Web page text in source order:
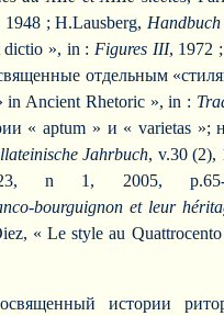
1948 ; H.Lausberg,
dictio », in : Figures III, 1972
отдельным
in Ancient Rhetoric », in :
« aptum » и « varietas
Jahrbuch, v.30 (2),
n 1, 2005, p.65-
bourguignonet leur hé
« Le style au
истории